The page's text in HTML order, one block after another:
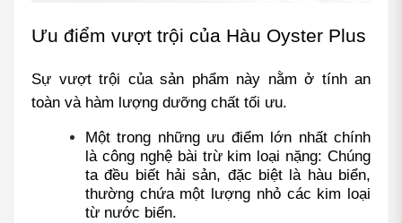
Ưu điểm vượt trội của Hàu Oyster Plus
Sự vượt trội của sản phẩm này nằm ở tính an
toàn và hàm lượng dưỡng chất tối ưu.
Một trong những ưu điểm lớn nhất chính
là công nghệ bài trừ kim loại nặng: Chúng
ta đều biết hải sản, đặc biệt là hàu biển,
thường chứa một lượng nhỏ các kim loại
từ nước biển.